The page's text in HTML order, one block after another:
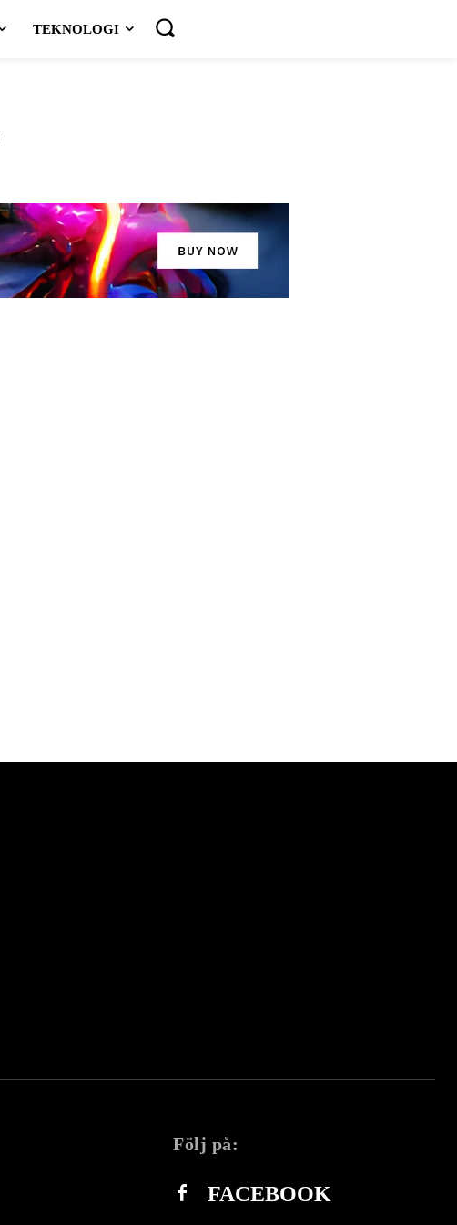
TEKNOLOGI
Följ på:
FACEBOOK